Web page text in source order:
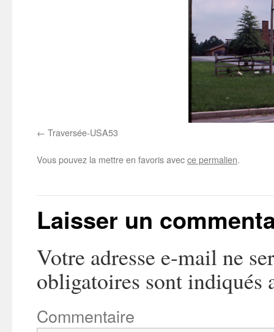
Traversée-USA53
Vous pouvez la mettre en favoris avecce permalien.
Laisser un
Votre adresse e-mail ne
obligatoires sont indiqués
Commentaire